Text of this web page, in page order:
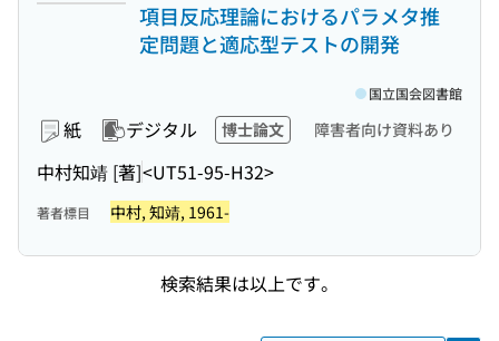
項目反応理論におけるパラメタ推
定問題と適応型テストの開発
紙 デジタル 博士論文 障害者向け資料あり
中村知靖 [著]<UT51-95-H32>
国立国会図書館
著者標目 中村, 知靖, 1961-
検索結果は以上です。